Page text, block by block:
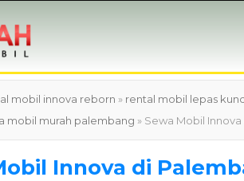
mobil innova reborn » rental mobil lepas
mobil murah palembang » Sewa Mobil
Innova di